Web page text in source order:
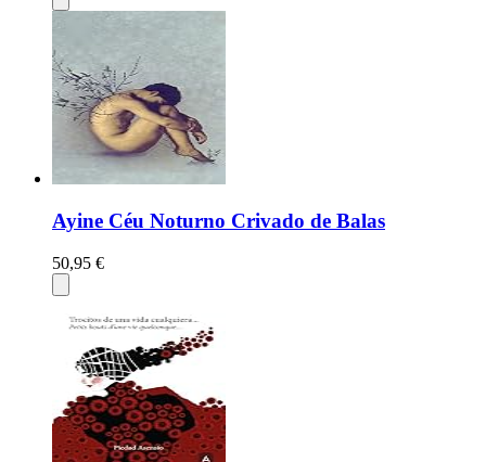
Ayine Céu Noturno Crivado de Balas
50,95 €